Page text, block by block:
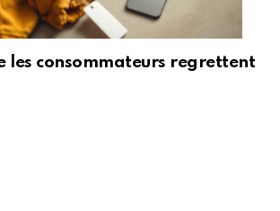
les consommateurs regrettent